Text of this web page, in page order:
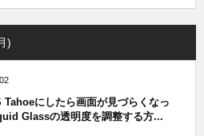
)
Tahoeにしたら画面が見づらくなっ
Glassの透明度を調整する方...